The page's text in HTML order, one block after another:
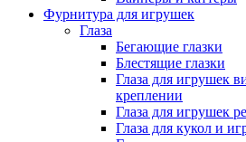
Фурнитура для игрушек
Глаза
Бегающие глазки
Блестящие глазки
Глаза для игрушек
креплении
Глаза для игрушек
Глаза для кукол и